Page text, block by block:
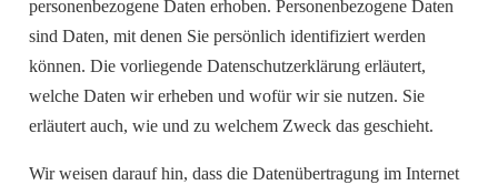
personenbezogene Daten erhoben. Personenbezogene Daten
sind Daten, mit denen Sie persönlich identifiziert werden
können. Die vorliegende Datenschutzerklärung erläutert,
welche Daten wir erheben und wofür wir sie nutzen. Sie
erläutert auch, wie und zu welchem Zweck das geschieht.
Wir weisen darauf hin, dass die Datenübertragung im Internet